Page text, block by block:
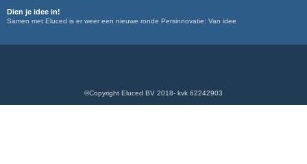
Dien je idee in!
Samen met Eluced is er weer een nieuwe ronde Persinnovatie: Van idee
©Copyright Eluced BV 2018- kvk 62242903